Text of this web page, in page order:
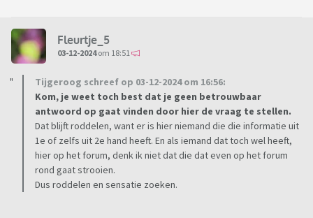
Fleurtje_5
03-12-2024om 18:51
Tijgeroog schreef op 03-12-2024 om 16:56:
Kom, je weet toch best dat je geen betrouwbaar
antwoord op gaat vinden door hier de vraag te stellen.
Dat blijft roddelen, want er is hier niemand die die informatie uit
1e of zelfs uit 2e hand heeft. En als iemand dat toch wel heeft,
hier op het forum, denk ik niet dat die dat even op het forum
rond gaat strooien.
Dus roddelen en sensatie zoeken.